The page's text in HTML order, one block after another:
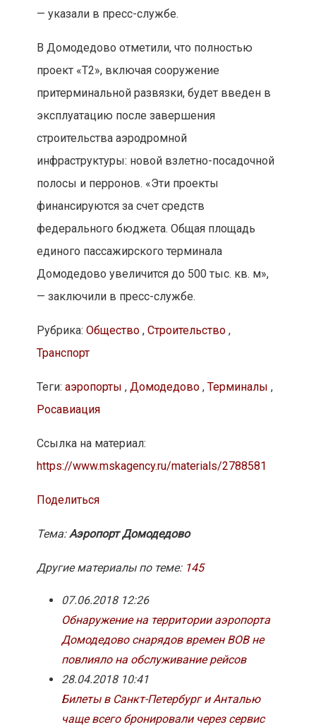
— указали в пресс-службе.
В Домодедово отметили, что полностью
проект «Т2», включая сооружение
притерминальной развязки, будет введен в
эксплуатацию после завершения
строительства аэродромной
инфраструктуры: новой взлетно-посадочной
полосы и перронов. «Эти проекты
финансируются за счет средств
федерального бюджета. Общая площадь
единого пассажирского терминала
Домодедово увеличится до 500 тыс. кв. м»,
— заключили в пресс-службе.
Рубрика: Общество, Строительство,
Транспорт
Теги: аэропорты , Домодедово, Терминалы ,
Росавиация
Ссылка на материал:
https://www.mskagency.ru/materials/2788581
Поделиться
Тема:Аэропорт Домодедово
Другие материалы по теме: 145
07.06.2018 12:26
Обнаружение на территории аэропорта
Домодедово снарядов времен ВОВ не
повлияло на обслуживание рейсов
28.04.2018 10:41
Билеты в Санкт-Петербург и Анталью
чаще всего бронировали через сервис